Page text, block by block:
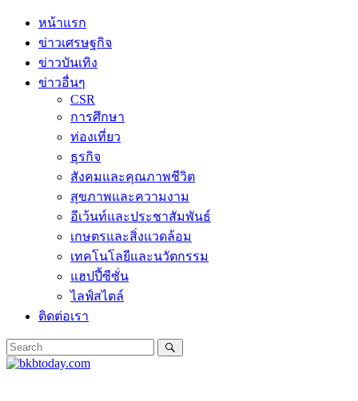
Skip
content
หน้าแรก
ข่าวเศรษฐกิจ
ข่าวบันเทิง
ข่าวอื่นๆ
CSR
การศึกษา
ท่องเที่ยว
ธุรกิจ
สังคมและคุณภาพชีวิต
สุขภาพและความงาม
อีเว้นท์และประชาสัมพันธ์
เกษตรและสิ่งแวดล้อม
เทคโนโลยีและนวัตกรรม
แฮปปี้ซีซั่น
ไลฟ์สไตล์
ติดต่อเรา